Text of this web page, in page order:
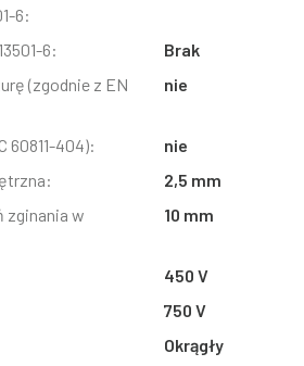
6:
6:
Brak
(zgodnie z EN
nie
60811-404):
nie
2,5 mm
zginania w
10 mm
450 V
750 V
Okrągły